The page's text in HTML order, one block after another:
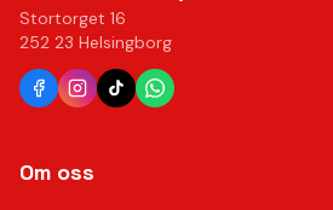
Stortorget 16
252 23 Helsingborg
Om oss